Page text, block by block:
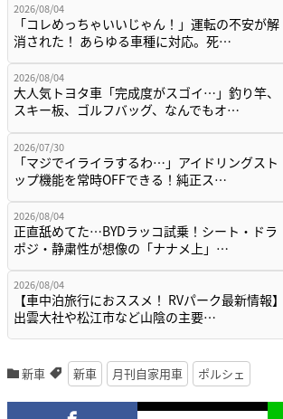
2026/08/04
「コレめっちゃいいじゃん！」運転の不安が解
消された！ あらゆる車種に対応。死…
2026/08/04
大人気トヨタ車「完成度がスゴイ…」釣り竿、
スキー板、ゴルフバッグ、なんでもオ…
2026/07/30
「マジでイライラするわ…」アイドリングスト
ップ機能を常時OFFできる！純正ス…
2026/08/04
正直舐めてた…BYDラッコ試乗！シート・ドラ
ポジ・静粛性が想像の「ナナメ上」…
2026/08/04
【車中泊旅行におススメ！ RVパーク最新情報】
出雲大社や松江市など山陰の主要…
新車 新車 月刊自家用車 ポルシェ